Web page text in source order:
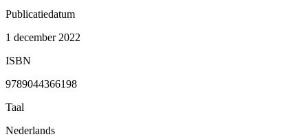
Publicatiedatum
1 december 2022
ISBN
9789044366198
Taal
Nederlands